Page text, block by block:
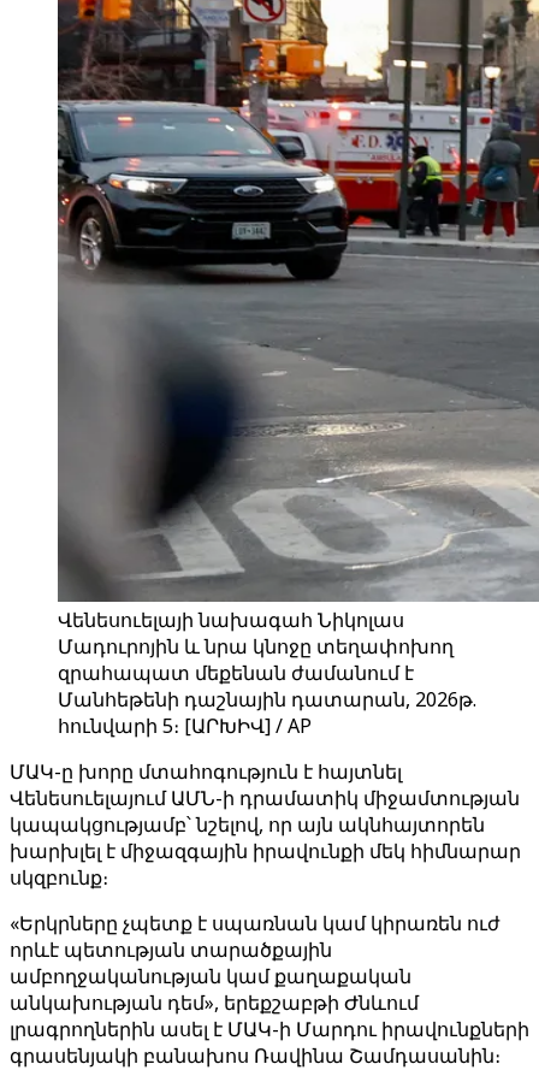
Վենեսուելայի նախագահ Նիկոլաս
Մադուրոյին և նրա կնոջը տեղափոխող
զրահապատ մեքենան ժամանում է
Մանհեթենի դաշնային դատարան, 2026թ.
հունվարի 5։ [ԱՐԽԻՎ] / AP
ՄԱԿ-ը խորը մտահոգություն է հայտնել
Վենեսուելայում ԱՄՆ-ի դրամատիկ միջամտության
կապակցությամբ՝ նշելով, որ այն ակնհայտորեն
խարխլել է միջազգային իրավունքի մեկ հիմնարար
սկզբունք։
«Երկրները չպետք է սպառնան կամ կիրառեն ուժ
որևէ պետության տարածքային
ամբողջականության կամ քաղաքական
անկախության դեմ», երեքշաբթի Ժնևում
լրագրողներին ասել է ՄԱԿ-ի Մարդու իրավունքների
գրասենյակի բանախոս Ռավինա Շամդասանին։